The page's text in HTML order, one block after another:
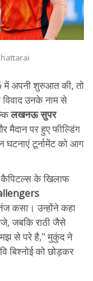
में अपनी शुरुआत की, तो
उनके नाम से
लखनऊ सुपर
मैदान पर हुए फील्डिंग
घटनाएं टूर्नामेंट को आग
के खिलाफ
कसा। उन्होंने कहा
जबकि राठी जैसे
से परे है," मुकुंद ने
बिश्नोई को छोड़कर